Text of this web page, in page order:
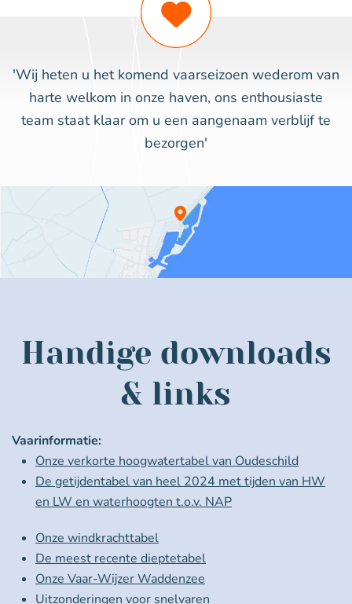
'Wij heten u het komend vaarseizoen wederom van
harte welkom in onze haven, ons enthousiaste
team staat klaar om u een aangenaam verblijf te
bezorgen'
Handige downloads
& links
Vaarinformatie:
Onze verkorte hoogwatertabel van Oudeschild
De getijdentabel van heel 2024 met tijden van HW
en LW en waterhoogten t.o.v. NAP
Onze windkrachttabel
De meest recente dieptetabel
Onze Vaar-Wijzer Waddenzee
Uitzonderingen voor snelvaren